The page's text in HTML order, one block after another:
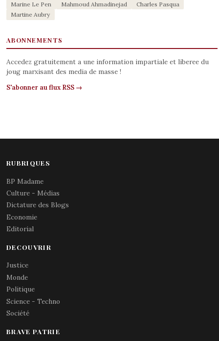
Marine Le Pen
Mahmoud Ahmadinejad
Charles Pasqua
Martine Aubry
ABONNEMENTS
Accedez gratuitement a une information impartiale et liberee du
joug marxisant des media de masse !
S'abonner au flux RSS →
RUBRIQUES
BP Madame
Culture - Médias
Dictature des Blogs
Economie
Editorial
DECOUVRIR
Justice
Monde
Politique
Science - Techno
Société
BRAVE PATRIE